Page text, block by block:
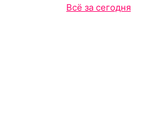
Всё за сегодня